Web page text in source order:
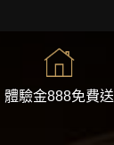
體驗金888免費送